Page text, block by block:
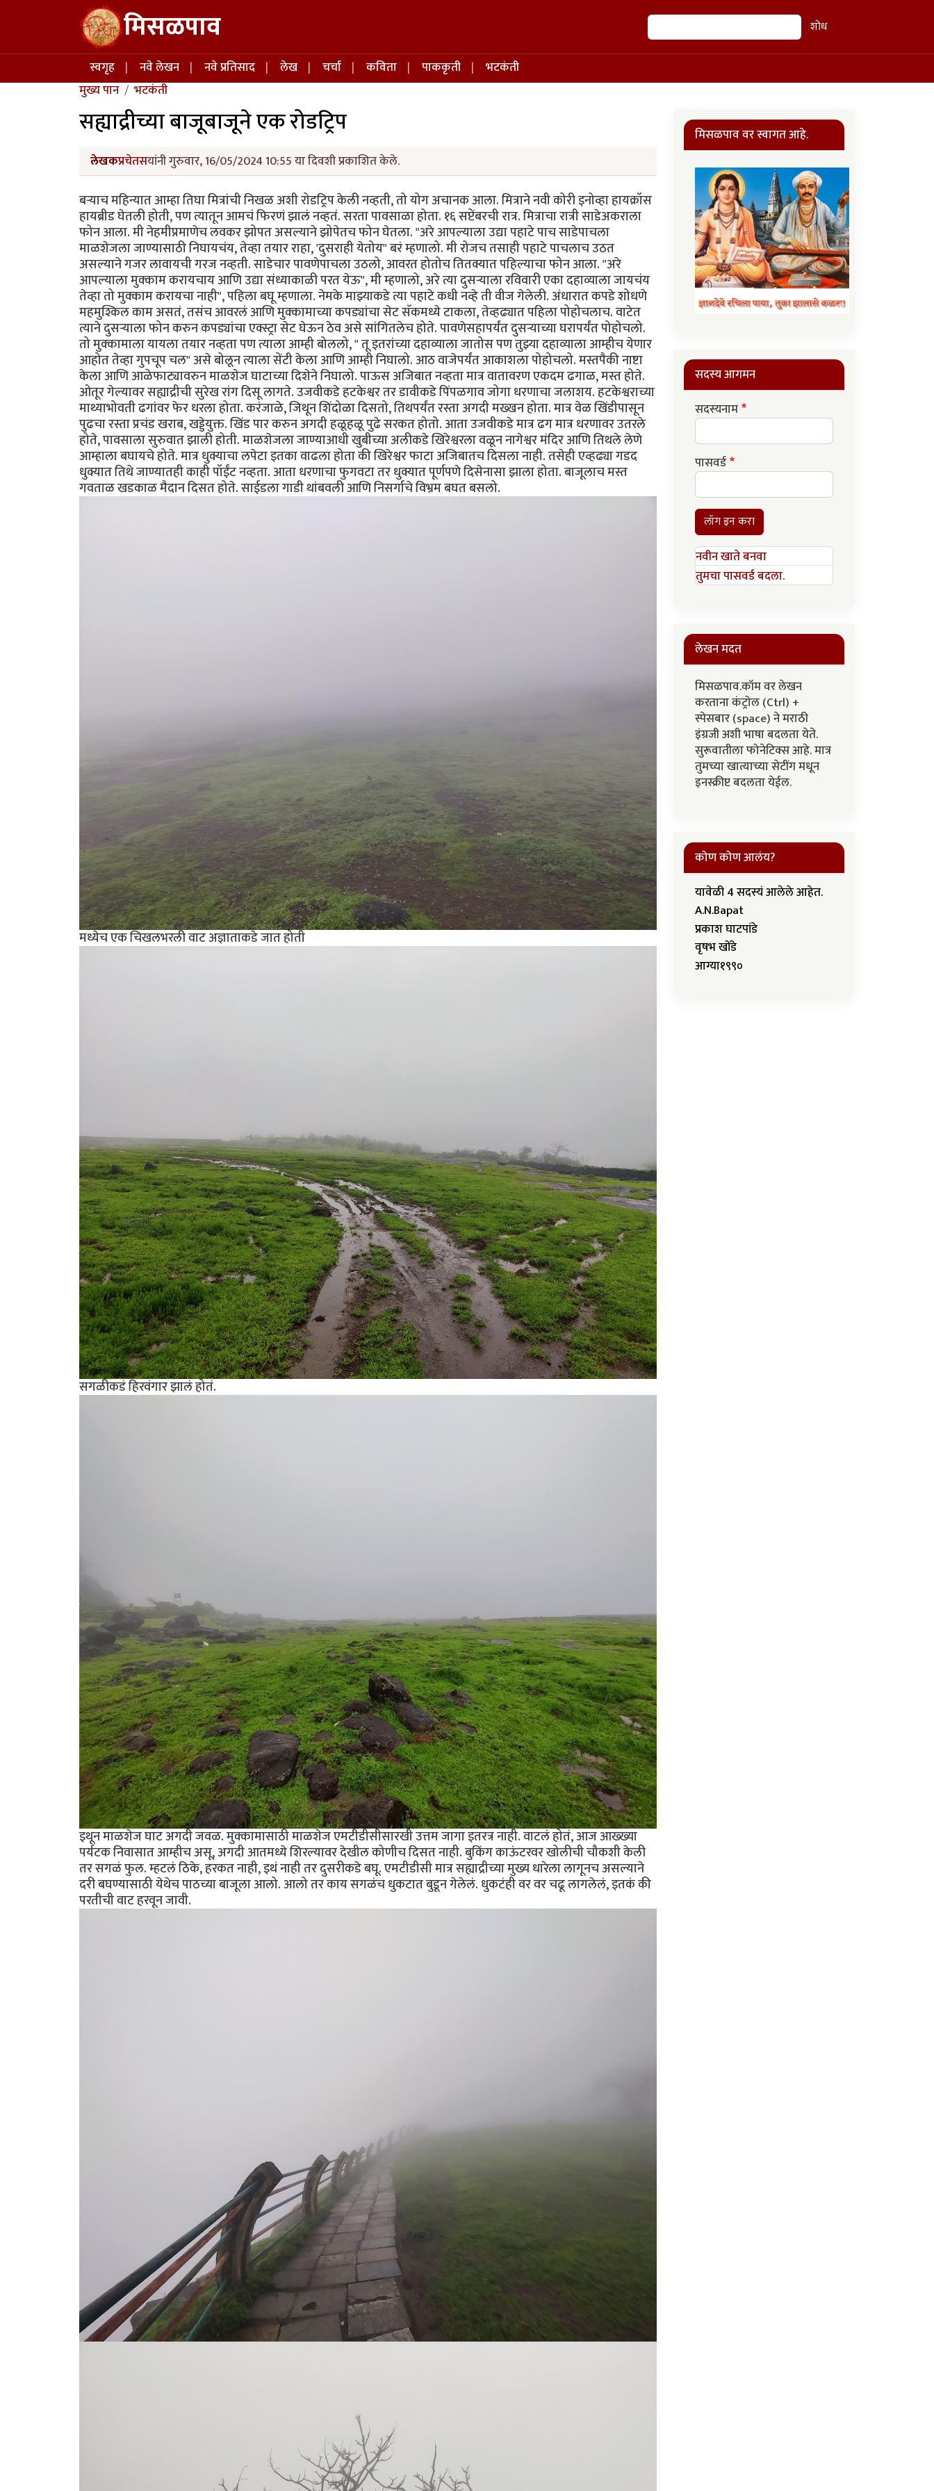
Skip to main content मिसळपाव शोध शोध
Main navigation
स्वगृह नवे लेखन नवे प्रतिसाद लेख चर्चा कविता पाककृती
भटकंती
मुख्य पान
भटकंती
सह्याद्रीच्या बाजूबाजूने एक रोडट्रिप
लेखकप्रचेतसयांनी गुरुवार, 16/05/2024 10:55 या दिवशी प्रकाशित केले.
बर्‍याच महिन्यात आम्हा तिघा मित्रांची निखळ अशी रोडट्रिप केली नव्हती, तो योग अचानक आला. मित्राने नवी कोरी इनोव्हा हायक्रॉस
हायब्रीड घेतली होती, पण त्यातून आमचं फिरणं झालं नव्हतं. सरता पावसाळा होता. १६ सप्टेंबरची रात्र. मित्राचा रात्री साडेअकराला
फोन आला. मी नेहमीप्रमाणेच लवकर झोपत असल्याने झोपेतच फोन घेतला. "अरे आपल्याला उद्या पहाटे पाच साडेपाचला
माळशेजला जाण्यासाठी निघायचंय, तेव्हा तयार राहा, 'दुसराही येतोय" बरं म्हणालो. मी रोजच तसाही पहाटे पाचलाच उठत
असल्याने गजर लावायची गरज नव्हती. साडेचार पावणेपाचला उठलो, आवरत होतोच तितक्यात पहिल्याचा फोन आला. "अरे
आपल्याला मुक्काम करायचाय आणि उद्या संध्याकाळी परत येऊ", मी म्हणालो, अरे त्या दुसर्‍याला रविवारी एका दहाव्याला जायचंय
तेव्हा तो मुक्काम करायचा नाही", पहिला बघू म्हणाला. नेमके माझ्याकडे त्या पहाटे कधी नव्हे ती वीज गेलेली. अंधारात कपडे शोधणे
महमुश्किल काम असतं, तसंच आवरलं आणि मुक्कामाच्या कपड्यांचा सेट सॅकमध्ये टाकला, तेव्हढ्यात पहिला पोहोचलाच. वाटेत
त्याने दुसर्‍याला फोन करुन कपड्यांचा एक्स्ट्रा सेट घेऊन ठेव असे सांगितलेच होते. पावणेसहापर्यंत दुसर्‍याच्या घरापर्यंत पोहोचलो.
तो मुक्कामाला यायला तयार नव्हता पण त्याला आम्ही बोललो, " तू इतरांच्या दहाव्याला जातोस पण तुझ्या दहाव्याला आम्हीच येणार
आहोत तेव्हा गुपचूप चल" असे बोलून त्याला सेंटी केला आणि आम्ही निघालो. आठ वाजेपर्यंत आकाशला पोहोचलो. मस्तपैकी नाष्टा
केला आणि आळेफाट्यावरुन माळशेज घाटाच्या दिशेने निघालो. पाऊस अजिबात नव्हता मात्र वातावरण एकदम ढगाळ, मस्त होते.
ओतूर गेल्यावर सह्याद्रीची सुरेख रांग दिसू लागते. उजवीकडे हटकेश्वर तर डावीकडे पिंपळगाव जोगा धरणाचा जलाशय. हटकेश्वराच्या
माथ्याभोवती ढगांवर फेर धरला होता. करंजाळे, जिथून शिंदोळा दिसतो, तिथपर्यंत रस्ता अगदी मख्खन होता. मात्र वेळ खिंडीपासून
पुढचा रस्ता प्रचंड खराब, खड्डेयुक्त. खिंड पार करुन अगदी हळूहळू पुढे सरकत होतो. आता उजवीकडे मात्र ढग मात्र धरणावर उतरले
होते, पावसाला सुरुवात झाली होती. माळशेजला जाण्याआधी खुबीच्या अलीकडे खिरेश्वरला वळून नागेश्वर मंदिर आणि तिथले लेणे
आम्हाला बघायचे होते. मात्र धुक्याचा लपेटा इतका वाढला होता की खिरेश्वर फाटा अजिबातच दिसला नाही. तसेही एव्हढ्या गडद
धुक्यात तिथे जाण्यातही काही पॉईंट नव्हता. आता धरणाचा फुगवटा तर धुक्यात पूर्णपणे दिसेनासा झाला होता. बाजूलाच मस्त
गवताळ खडकाळ मैदान दिसत होते. साईडला गाडी थांबवली आणि निसर्गाचे विभ्रम बघत बसलो.
मध्येच एक चिखलभरली वाट अज्ञाताकडे जात होती
सगळीकडं हिरवंगार झालं होतं.
इथून माळशेज घाट अगदी जवळ. मुक्कामासाठी माळशेज एमटीडीसीसारखी उत्तम जागा इतरत्र नाही. वाटलं होतं, आज आख्ख्या
पर्यटक निवासात आम्हीच असू, अगदी आतमध्ये शिरल्यावर देखील कोणीच दिसत नाही. बुकिंग काऊंटरवर खोलीची चौकशी केली
तर सगळं फुल. म्हटलं ठिके, हरकत नाही, इथं नाही तर दुसरीकडे बघू. एमटीडीसी मात्र सह्याद्रीच्या मुख्य धारेला लागूनच असल्याने
दरी बघण्यासाठी येथेच पाठच्या बाजूला आलो. आलो तर काय सगळंच धुकटात बुडून गेलेलं. धुकटंही वर वर चढू लागलेलं, इतकं की
परतीची वाट हरवून जावी.
मिसळपाव वर स्वागत आहे.
सदस्य आगमन
सदस्यनाम
पासवर्ड
लॉग इन करा
नवीन खाते बनवा
तुमचा पासवर्ड बदला.
लेखन मदत
मिसळपाव.कॉम वर लेखन
करताना कंट्रोल (Ctrl) +
स्पेसबार (space) ने मराठी
इंग्रजी अशी भाषा बदलता येते.
सुरूवातीला फोनेटिक्स आहे. मात्र
तुमच्या खात्याच्या सेटींग मधून
इनस्क्रीप्ट बदलता येईल.
कोण कोण आलंय?
यावेळी 4 सदस्यं आलेले आहेत.
A.N.Bapat
प्रकाश घाटपांडे
वृषभ खोंडे
आग्या१९९०